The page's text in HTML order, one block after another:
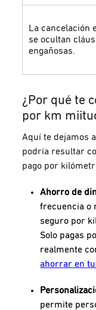
La cancelación
se ocultan
engañosas.
¿Por qué te
por km
Aquí te dejamos
podría resultar
pago por
Ahorro de
frecuencia o
seguro por
Solo pagas
realmente
ahorrar en
permite